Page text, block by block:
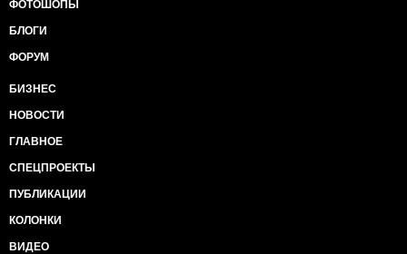
ФОТОШОПЫ
БЛОГИ
ФОРУМ
БИЗНЕС
НОВОСТИ
ГЛАВНОЕ
СПЕЦПРОЕКТЫ
ПУБЛИКАЦИИ
КОЛОНКИ
ВИДЕО